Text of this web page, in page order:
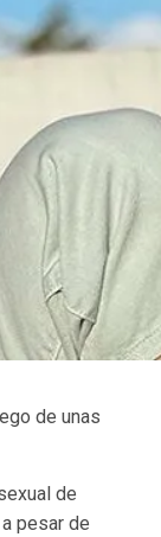
de unas
de
pesar de